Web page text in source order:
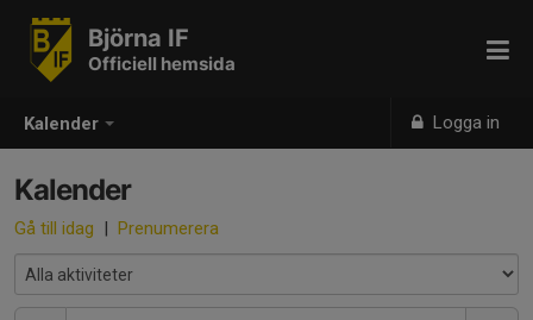
Kalender Logga in
Björna IF
Officiell hemsida
Kalender
Gå till idag | Prenumerera